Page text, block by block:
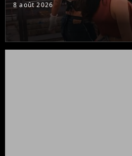
8 août 2026